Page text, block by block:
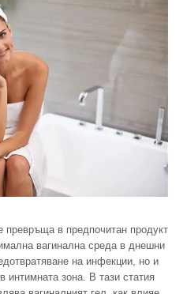
превръща в предпочитан продукт
вагинална среда в днешни
на инфекции, но и
интимната зона. В тази статия